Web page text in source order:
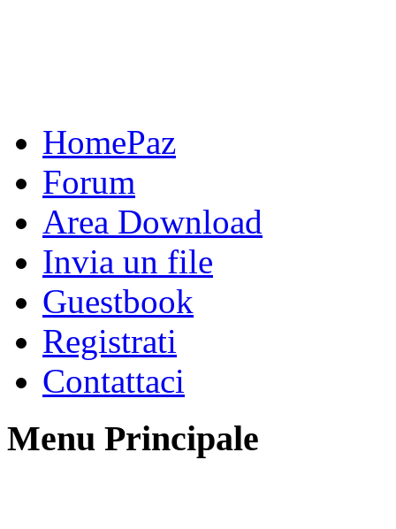
HomePaz
Forum
Area Download
Invia un file
Guestbook
Registrati
Contattaci
Menu Principale